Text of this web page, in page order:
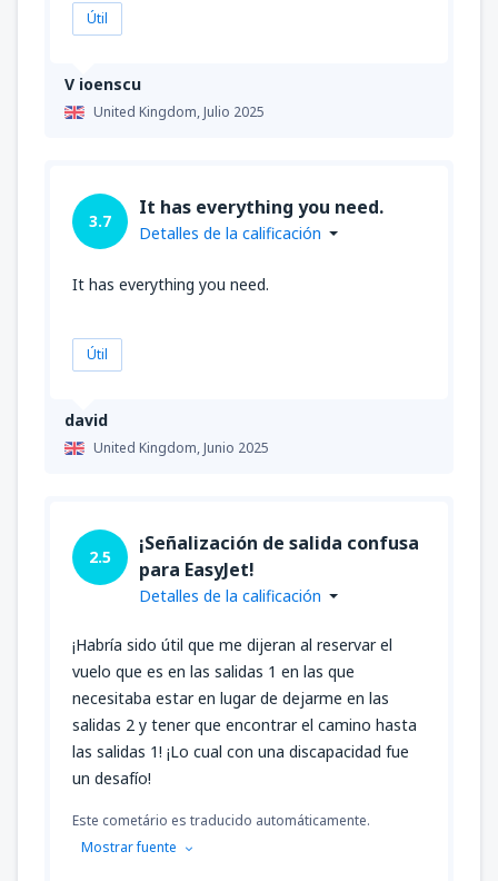
V ioenscu
United Kingdom,Julio 2025
Útil
david
United Kingdom,Junio 2025
3.7
It has everything you need.
Detalles de la calificación
It has everything you need.
Útil
2.5
¡Señalización de salida confusa
para EasyJet!
Detalles de la calificación
¡Habría sido útil que me dijeran al reservar el
vuelo que es en las salidas 1 en las que
necesitaba estar en lugar de dejarme en las
salidas 2 y tener que encontrar el camino hasta
las salidas 1! ¡Lo cual con una discapacidad fue
un desafío!
Este cometário es traducido automáticamente.
Mostrar fuente